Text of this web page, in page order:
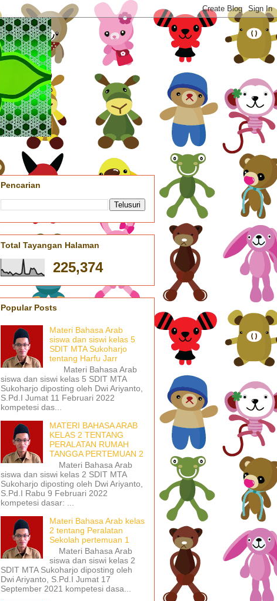
Pencarian
Total Tayangan Halaman
225,374
Popular Posts
Materi Bahasa Arab
siswa dan siswi kelas 5
SDIT MTA Sukoharjo
tentang Harfu Jarr
Materi Bahasa Arab
siswa dan siswi kelas 5 SDIT MTA
Sukoharjo diposting oleh Dwi Ariyanto,
S.Pd.I Jumat 11 Februari 2022
kompetesi das...
MATERI BAHASA ARAB
KELAS 2 TENTANG
PERALATAN RUMAH
TANGGA PERTEMUAN 2
Materi Bahasa Arab
siswa dan siswi kelas 2 SDIT MTA
Sukoharjo diposting oleh Dwi Ariyanto,
S.Pd.I Rabu 9 Februari 2022
kompetesi dasar: ...
Materi Bahasa Arab kelas
2 tentang Peralatan
Sekolah pertemuan 1
Materi Bahasa Arab
siswa dan siswi kelas 2
SDIT MTA Sukoharjo diposting oleh
Dwi Ariyanto, S.Pd.I Jumat 17
September 2021 kompetesi dasa...